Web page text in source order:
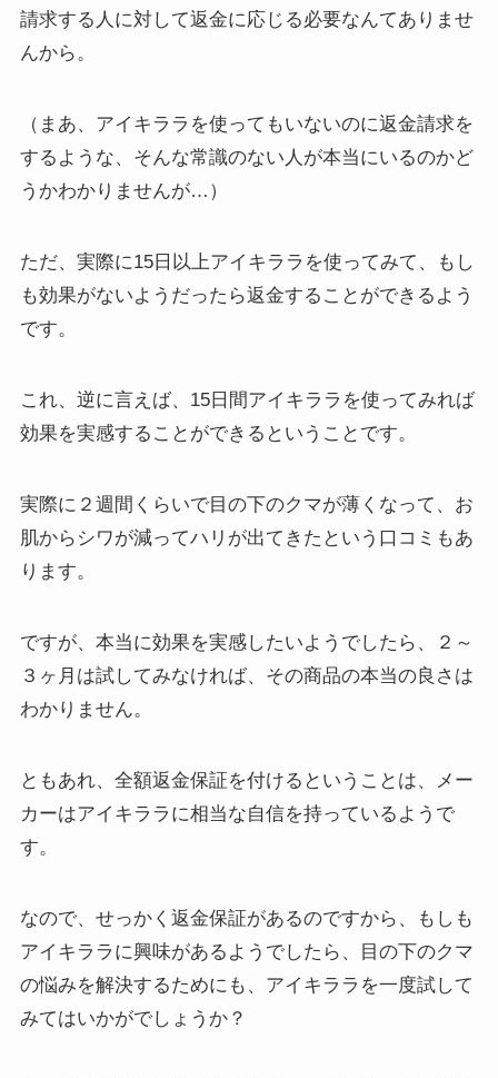
請求する人に対して返金に応じる必要なんてありませ
んから。
（まあ、アイキララを使ってもいないのに返金請求を
するような、そんな常識のない人が本当にいるのかど
うかわかりませんが…）
ただ、実際に15日以上アイキララを使ってみて、もし
も効果がないようだったら返金することができるよう
です。
これ、逆に言えば、 15日間アイキララを使ってみれば
効果を実感することができる ということです。
実際に２週間くらいで目の下のクマが薄くなって、お
肌からシワが減ってハリが出てきたという口コミもあ
ります。
ですが、本当に効果を実感したいようでしたら、２～
３ヶ月は試してみなければ、その商品の本当の良さは
わかりません。
ともあれ、全額返金保証を付けるということは、メー
カーはアイキララに相当な自信を持っているようで
す。
なので、せっかく返金保証があるのですから、もしも
アイキララに興味があるようでしたら、目の下のクマ
の悩みを解決するためにも、アイキララを一度試して
みてはいかがでしょうか？